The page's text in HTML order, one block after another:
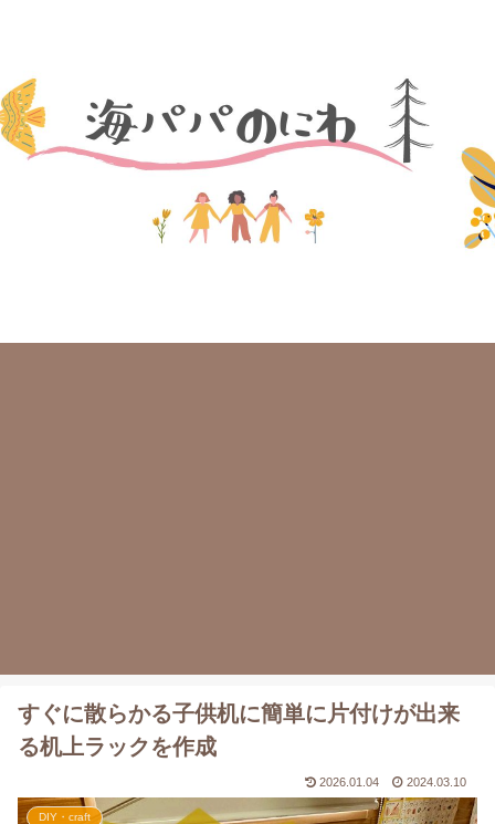
すぐに散らかる子供机に簡単に片付けが出来
る机上ラックを作成
2026.01.04 2024.03.10
DIY・craft